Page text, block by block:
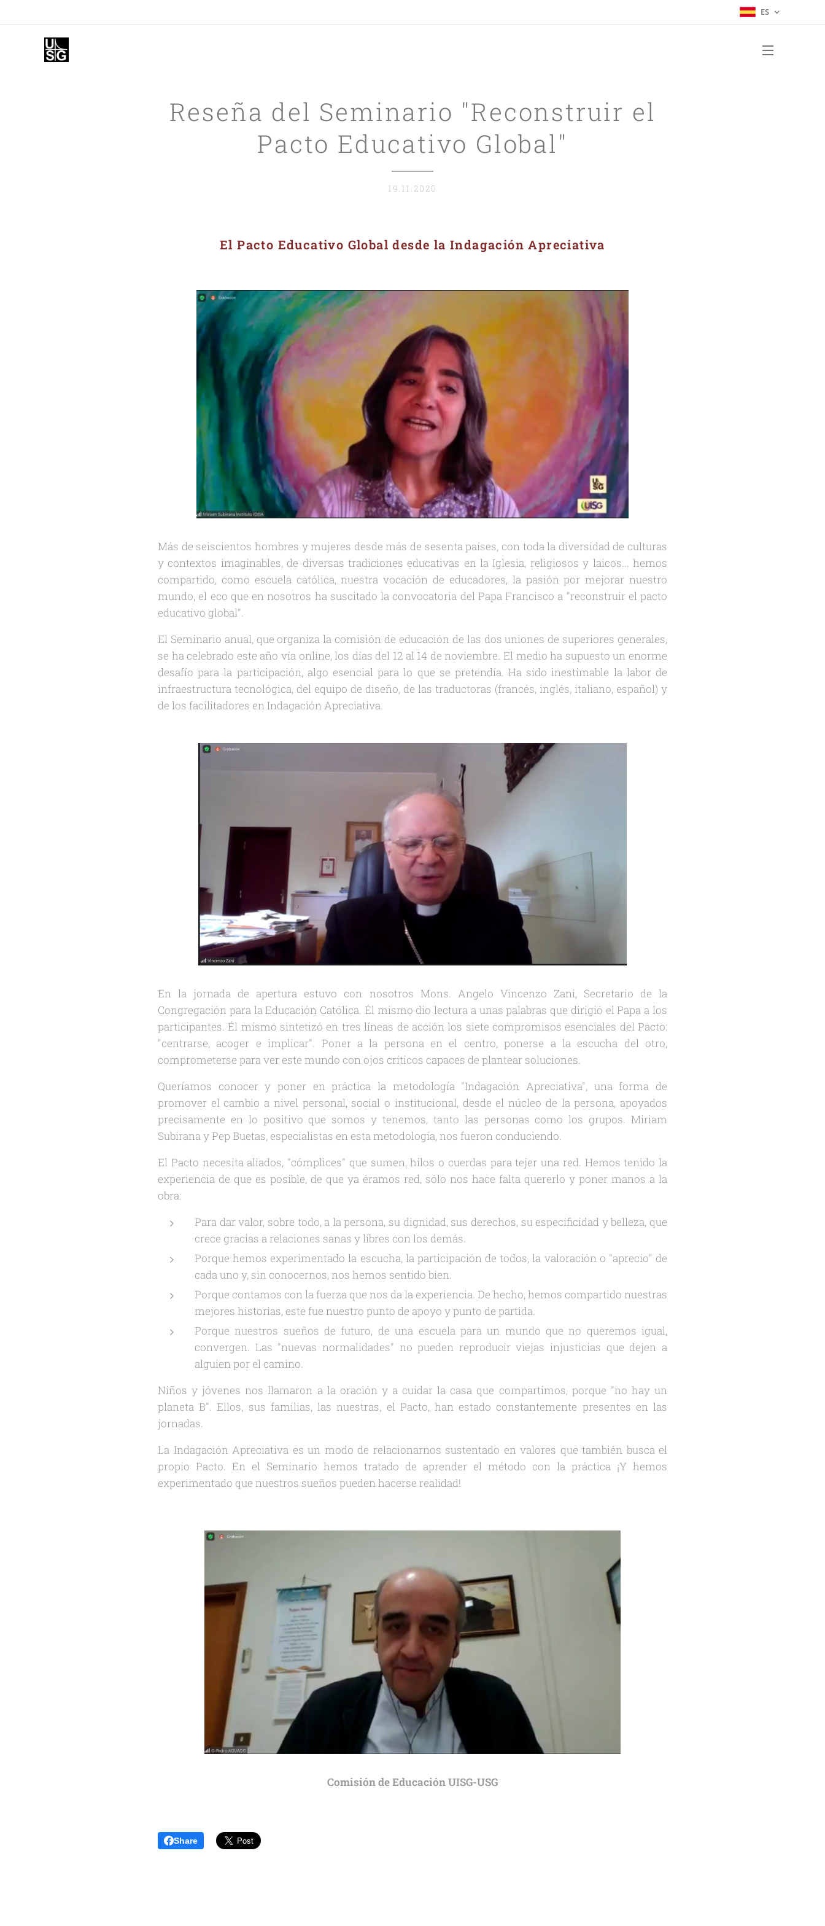
ES
Reseña del Seminario "Reconstruir el
Pacto Educativo Global"
19.11.2020
El Pacto Educativo Global desde la Indagación Apreciativa
Más de seiscientos hombres y mujeres desde más de sesenta países, con toda la diversidad de culturas
y contextos imaginables, de diversas tradiciones educativas en la Iglesia, religiosos y laicos... hemos
compartido, como escuela católica, nuestra vocación de educadores, la pasión por mejorar nuestro
mundo, el eco que en nosotros ha suscitado la convocatoria del Papa Francisco a "reconstruir el pacto
educativo global".
El Seminario anual, que organiza la comisión de educación de las dos uniones de superiores generales,
se ha celebrado este año vía online, los días del 12 al 14 de noviembre. El medio ha supuesto un enorme
desafío para la participación, algo esencial para lo que se pretendía. Ha sido inestimable la labor de
infraestructura tecnológica, del equipo de diseño, de las traductoras (francés, inglés, italiano, español) y
de los facilitadores en Indagación Apreciativa.
En la jornada de apertura estuvo con nosotros Mons. Angelo Vincenzo Zani, Secretario de la
Congregación para la Educación Católica. Él mismo dio lectura a unas palabras que dirigió el Papa a los
participantes. Él mismo sintetizó en tres líneas de acción los siete compromisos esenciales del Pacto:
"centrarse, acoger e implicar". Poner a la persona en el centro, ponerse a la escucha del otro,
comprometerse para ver este mundo con ojos críticos capaces de plantear soluciones.
Queríamos conocer y poner en práctica la metodología "Indagación Apreciativa", una forma de
promover el cambio a nivel personal, social o institucional, desde el núcleo de la persona, apoyados
precisamente en lo positivo que somos y tenemos, tanto las personas como los grupos. Miriam
Subirana y Pep Buetas, especialistas en esta metodología, nos fueron conduciendo.
El Pacto necesita aliados, "cómplices" que sumen, hilos o cuerdas para tejer una red. Hemos tenido la
experiencia de que es posible, de que ya éramos red, sólo nos hace falta quererlo y poner manos a la
obra:
Para dar valor, sobre todo, a la persona, su dignidad, sus derechos, su especificidad y belleza, que
crece gracias a relaciones sanas y libres con los demás.
Porque hemos experimentado la escucha, la participación de todos, la valoración o "aprecio" de
cada uno y, sin conocernos, nos hemos sentido bien.
Porque contamos con la fuerza que nos da la experiencia. De hecho, hemos compartido nuestras
mejores historias, este fue nuestro punto de apoyo y punto de partida.
Porque nuestros sueños de futuro, de una escuela para un mundo que no queremos igual,
convergen. Las "nuevas normalidades" no pueden reproducir viejas injusticias que dejen a
alguien por el camino.
Niños y jóvenes nos llamaron a la oración y a cuidar la casa que compartimos, porque "no hay un
planeta B". Ellos, sus familias, las nuestras, el Pacto, han estado constantemente presentes en las
jornadas.
La Indagación Apreciativa es un modo de relacionarnos sustentado en valores que también busca el
propio Pacto. En el Seminario hemos tratado de aprender el método con la práctica ¡Y hemos
experimentado que nuestros sueños pueden hacerse realidad!
Comisión de Educación UISG-USG
Share